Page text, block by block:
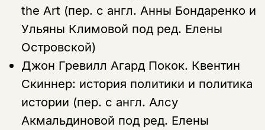
the Art (пер. с англ. Анны Бондаренко и
Ульяны Климовой под ред. Елены
Островской)
Джон Гревилл Агард Покок. Квентин
Скиннер: история политики и политика
истории (пер. с англ. Алсу
Акмальдиновой под ред. Елены